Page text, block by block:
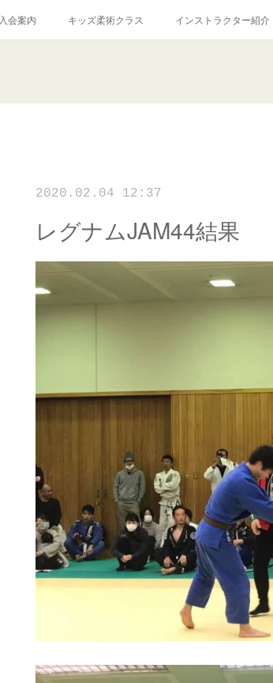
入会案内 キッズ柔術クラス インストラクター紹介
2020.02.04 12:37
レグナムJAM44結果